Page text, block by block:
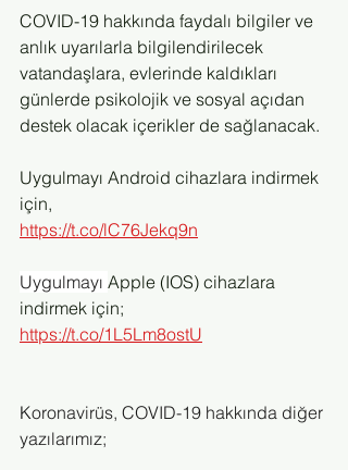
COVID-19 hakkında faydalı bilgiler ve
anlık uyarılarla bilgilendirilecek
vatandaşlara, evlerinde kaldıkları
günlerde psikolojik ve sosyal açıdan
destek olacak içerikler de sağlanacak.
Uygulmayı Android cihazlara indirmek
için,
https://t.co/lC76Jekq9n
Uygulmayı Apple (IOS) cihazlara
indirmek için;
https://t.co/1L5Lm8ostU
Koronavirüs, COVID-19 hakkında diğer
yazılarımız;